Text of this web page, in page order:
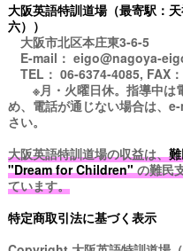
大阪英語特訓道場（最寄駅：
六））
大阪市北区本庄東3-6-5
E-mail： eigo@nagoya-
TEL： 06-6374-4085, FAX
※月・火曜日休。指導中は
め、電話が通じない場合は、
さい。
大阪英語特訓道場の収益は、
"Dream for Children"の難民
ています。
特定商取引法に基づく表示